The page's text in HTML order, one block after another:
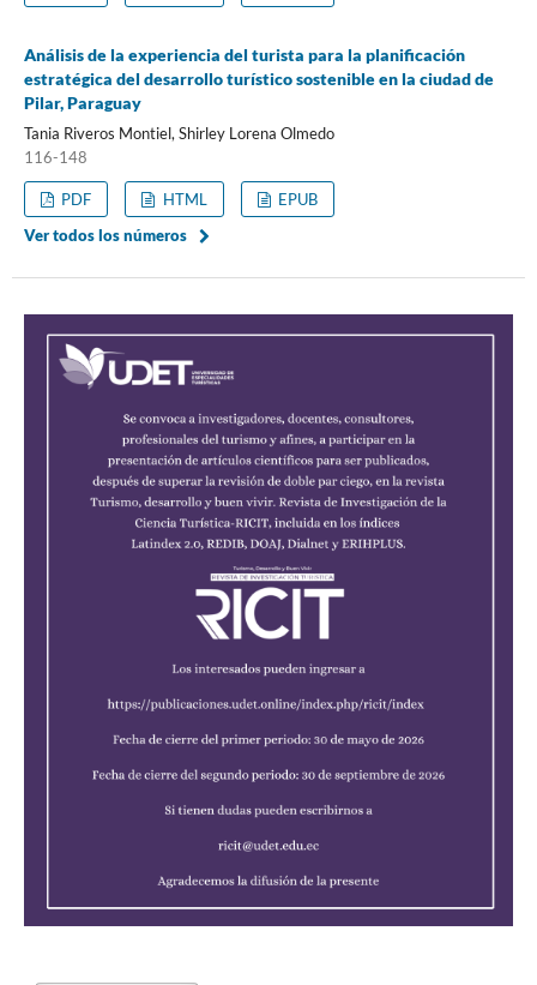
Análisis de la experiencia del turista para la planificación
estratégica del desarrollo turístico sostenible en la ciudad de
Pilar, Paraguay
Tania Riveros Montiel, Shirley Lorena Olmedo
116-148
PDF HTML
EPUB
Ver todos los números